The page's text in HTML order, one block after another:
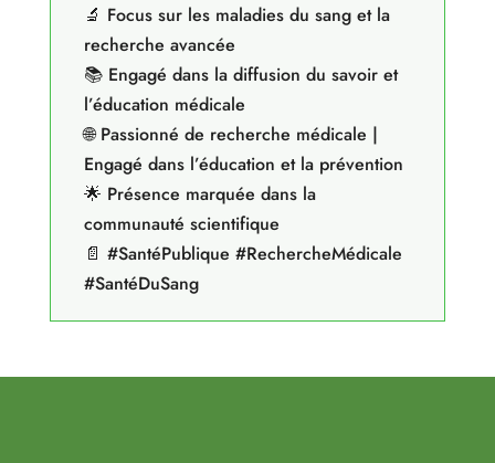
🔬 Focus sur les maladies du sang et la
recherche avancée
📚 Engagé dans la diffusion du savoir et
l’éducation médicale
🌐 Passionné de recherche médicale |
Engagé dans l’éducation et la prévention
🌟 Présence marquée dans la
communauté scientifique
📄 #SantéPublique #RechercheMédicale
#SantéDuSang